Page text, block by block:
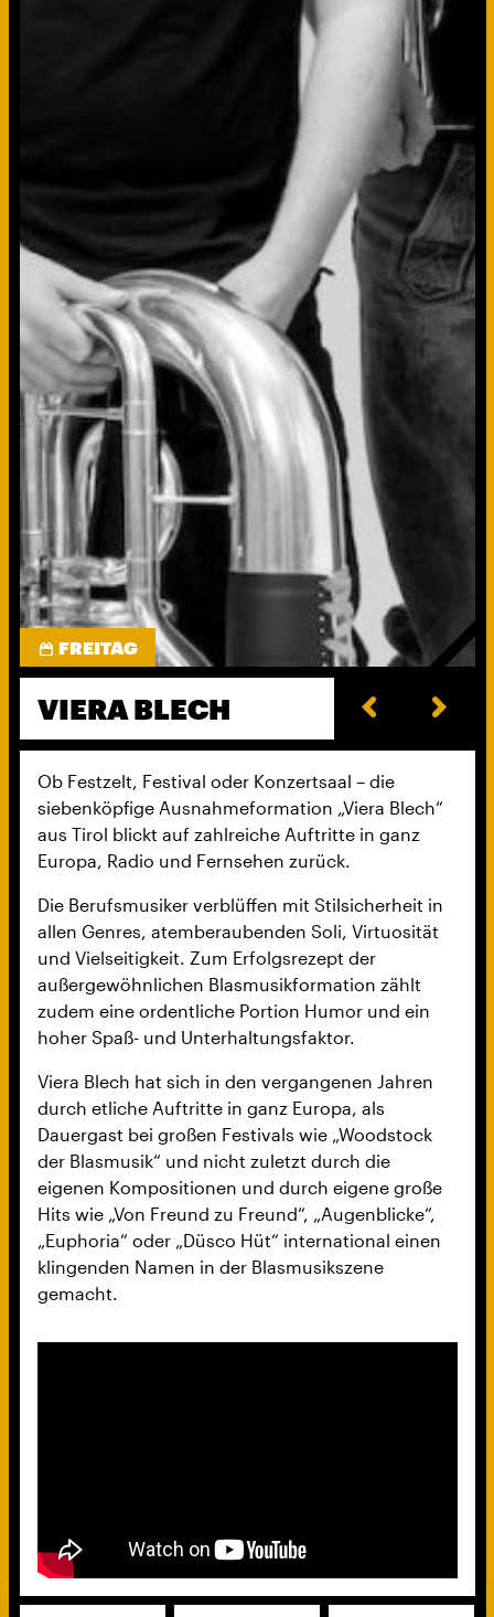
FREITAG
VIERA BLECH
Ob Festzelt, Festival oder Konzertsaal – die
siebenköpfige Ausnahmeformation „Viera Blech“
aus Tirol blickt auf zahlreiche Auftritte in ganz
Europa, Radio und Fernsehen zurück.
Die Berufsmusiker verblüffen mit Stilsicherheit in
allen Genres, atemberaubenden Soli, Virtuosität
und Vielseitigkeit. Zum Erfolgsrezept der
außergewöhnlichen Blasmusikformation zählt
zudem eine ordentliche Portion Humor und ein
hoher Spaß- und Unterhaltungsfaktor.
Viera Blech hat sich in den vergangenen Jahren
durch etliche Auftritte in ganz Europa, als
Dauergast bei großen Festivals wie „Woodstock
der Blasmusik“ und nicht zuletzt durch die
eigenen Kompositionen und durch eigene große
Hits wie „Von Freund zu Freund“, „Augenblicke“,
„Euphoria“ oder „Düsco Hüt“ international einen
klingenden Namen in der Blasmusikszene
gemacht.